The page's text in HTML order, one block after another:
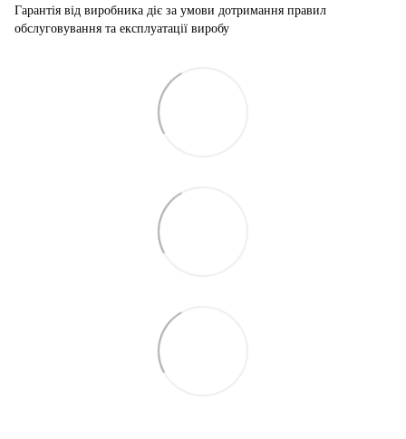
Гарантія від виробника діє за умови дотримання правил
обслуговування та експлуатації виробу